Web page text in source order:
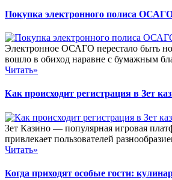
Покупка электронного полиса
Электронное ОСАГО перестало быть
вошло в обиход наравне с бумажным
Читать»
Как происходит регистрация в Зет
Зет Казино — популярная игровая
привлекает пользователей
Читать»
Когда приходят особые гости: